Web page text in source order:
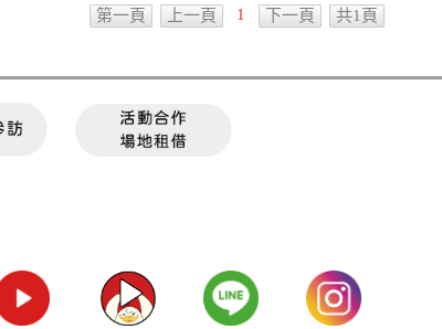
第一頁 上一頁 1 下一頁 共1頁